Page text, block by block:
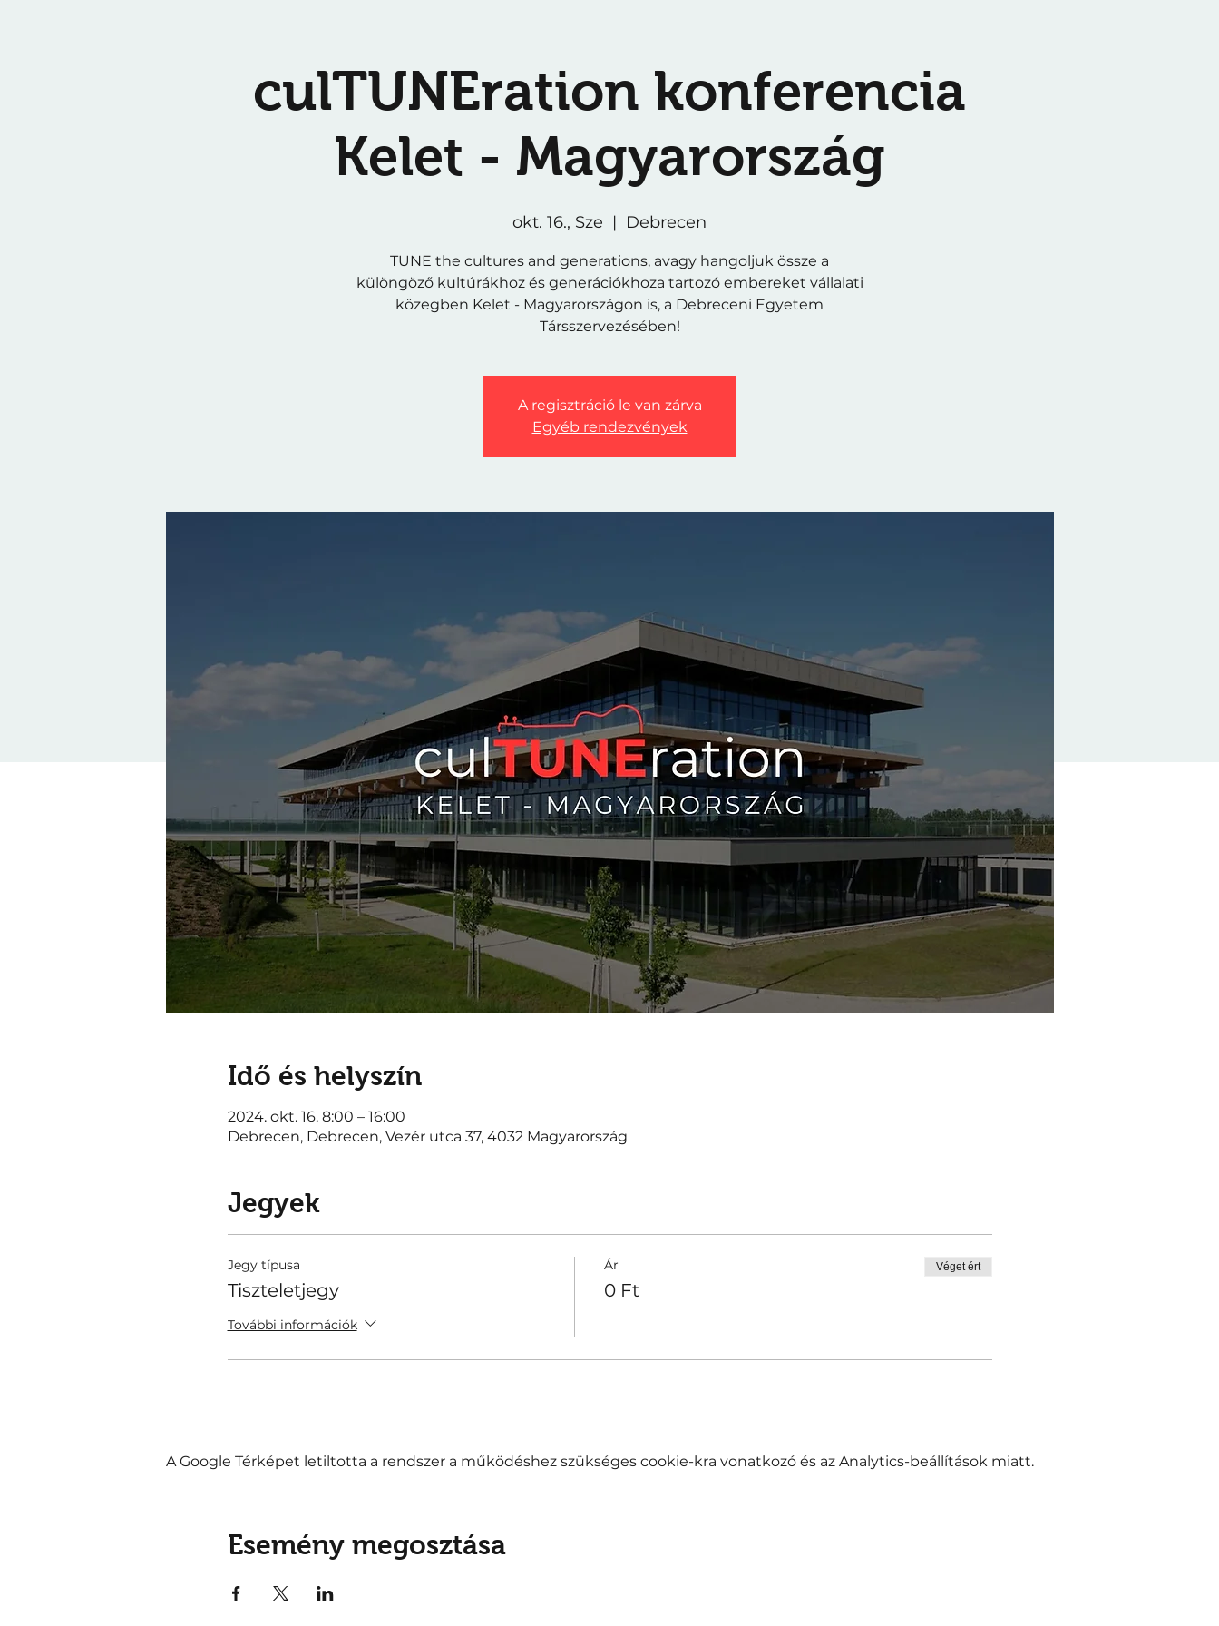
culTUNEration konferencia
Kelet - Magyarország
okt. 16., Sze
  |
Debrecen
TUNE the cultures and generations, avagy hangoljuk össze a
különgöző kultúrákhoz és generációkhoza tartozó embereket vállalati
közegben Kelet - Magyarországon is, a Debreceni Egyetem
Társszervezésében!
A regisztráció le van zárva
Egyéb rendezvények
Idő és helyszín
2024. okt. 16. 8:00 – 16:00
Debrecen, Debrecen, Vezér utca 37, 4032 Magyarország
Jegyek
Jegy típusa
Tiszteletjegy
További információk
Ár
0 Ft
Véget ért
A Google Térképet letiltotta a rendszer a működéshez szükséges cookie-kra vonatkozó és az Analytics-beállítások miatt.
Esemény megosztása